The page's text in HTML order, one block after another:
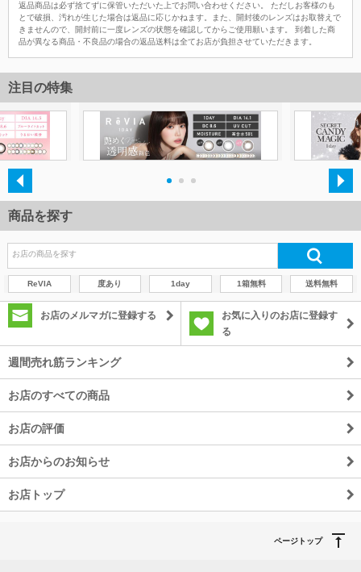
返品商品は必ず捨てずに保管いただいた上でお問い合わせください。 ただしお客様のも
とで破損、汚れが生じた場合は返品に応じかねます。また、開封後のレンズはお取替えで
きませんので、開封前に一度レンズの状態を確認してからご使用願います。 到着した商
品が異なる商品・不良品の場合の返品送料は全てお店が負担させていただきます。
注目の特集
商品を探す
ReVIA 度あり 1day 1箱無料 送料無料
お店のメルマガに登録する
お気に入りのお店に登録す
る
週間売れ筋ランキング
お店のすべての商品
お店の評価
お店からのお知らせ
お店トップ
ページトップ